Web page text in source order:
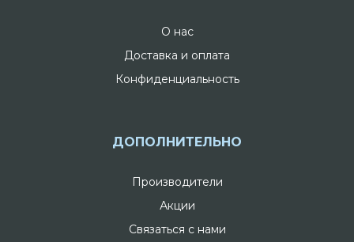
О нас
Доставка и оплата
Конфиденциальность
ДОПОЛНИТЕЛЬНО
Производители
Акции
Связаться с нами